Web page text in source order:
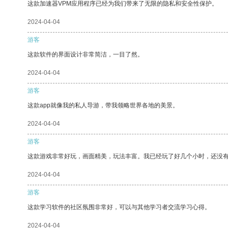
这款加速器VPM应用程序已经为我们带来了无限的隐私和安全性保护。
2024-04-04
游客
这款软件的界面设计非常简洁，一目了然。
2024-04-04
游客
这款app就像我的私人导游，带我领略世界各地的美景。
2024-04-04
游客
这款游戏非常好玩，画面精美，玩法丰富。我已经玩了好几个小时，还没
2024-04-04
游客
这款学习软件的社区氛围非常好，可以与其他学习者交流学习心得。
2024-04-04